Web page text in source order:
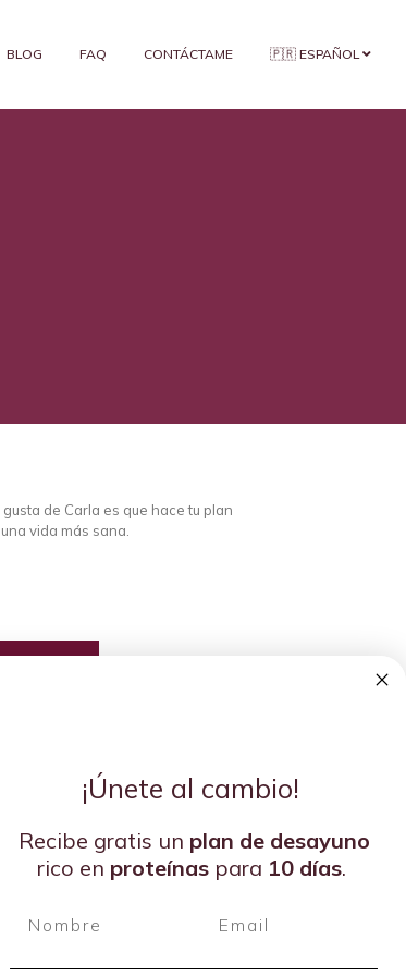
BLOG FAQ CONTÁCTAME 🇵🇷 ESPAÑOL
de Carla es que hace tu plan
vida más sana.
¡Únete al cambio!
Recibe gratis un plan de desayuno
rico en proteínaspara 10 días.